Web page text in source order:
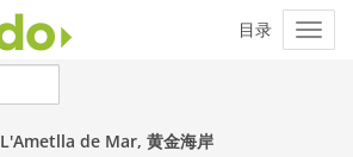
L'Ametlla de Mar, 黄金海岸